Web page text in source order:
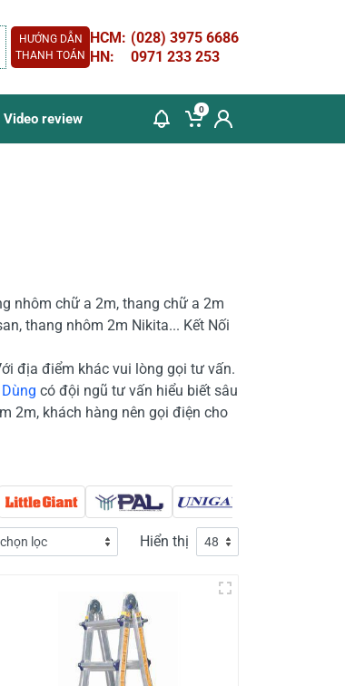
HƯỚNG DẪN
THANH TOÁN
HCM: (028) 3975 6686
HN:
0971 233 253
Video review
0
nhôm chữ a 2m, thang chữ a 2m
thang nhôm 2m Nikita... Kết Nối
địa điểm khác vui lòng gọi tư vấn.
có đội ngũ tư vấn hiểu biết sâu
2m, khách hàng nên gọi điện cho
Hiển thị